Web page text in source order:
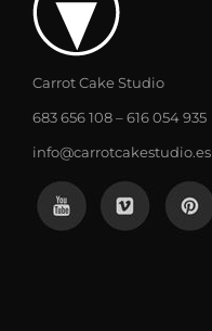
Carrot Cake Studio
683 656 108 – 616 054 935
info@carrotcakestudio.es